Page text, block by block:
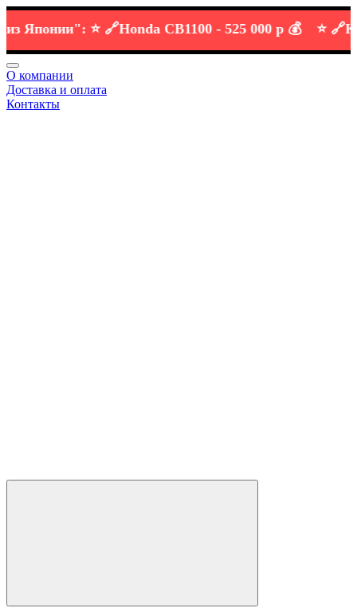
⭐️ 🔗 Honda CB1100 -525 000 р 💰 ⭐️ 🔗 KTM
О компании
Доставка и оплата
Контакты